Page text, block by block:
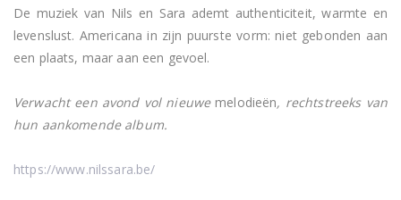
De muziek van Nils en Sara ademt authenticiteit, warmte en
levenslust. Americana in zijn puurste vorm: niet gebonden aan
een plaats, maar aan een gevoel.
Verwacht een avond vol nieuwe melodieën, rechtstreeks van
hun aankomende album.
https://www.nilssara.be/